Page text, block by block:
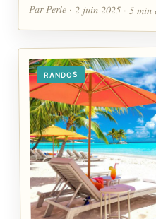
Par Perle · 2 juin 2025 · 5 min
RANDOS